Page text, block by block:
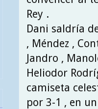
Rey .
Dani saldría
, Méndez ,
Jandro ,
Heliodor
camiseta
por 3-1 , en